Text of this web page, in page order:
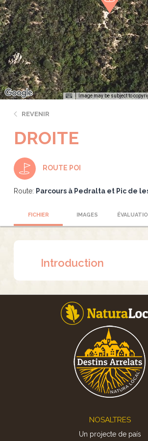
Image may be subject to
REVENIR
DROITE
ROUTE POI
Route: Parcours à Pedralta et Pic de
FICHIER IMAGES
Introduction
NOSALTRES
Un projecte de país